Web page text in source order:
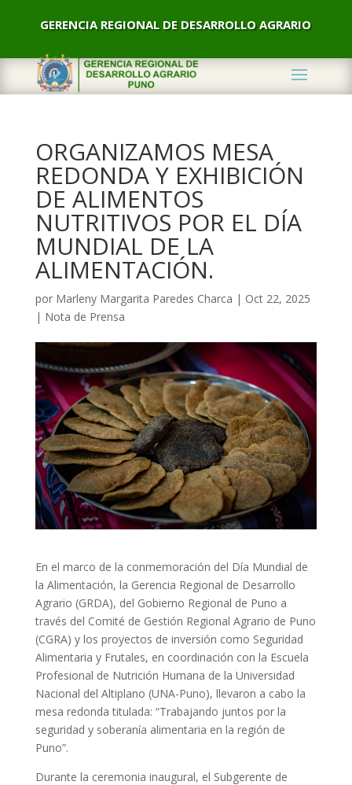
GERENCIA REGIONAL DE DESARROLLO AGRARIO
ORGANIZAMOS MESA
REDONDA Y EXHIBICIÓN
DE ALIMENTOS
NUTRITIVOS POR EL DÍA
MUNDIAL DE LA
ALIMENTACIÓN.
por Marleny Margarita Paredes Charca | Oct 22, 2025
| Nota de Prensa
En el marco de la conmemoración del Día Mundial de
la Alimentación, la Gerencia Regional de Desarrollo
Agrario (GRDA), del Gobierno Regional de Puno a
través del Comité de Gestión Regional Agrario de Puno
(CGRA) y los proyectos de inversión como Seguridad
Alimentaria y Frutales, en coordinación con la Escuela
Profesional de Nutrición Humana de la Universidad
Nacional del Altiplano (UNA-Puno), llevaron a cabo la
mesa redonda titulada: “Trabajando juntos por la
seguridad y soberanía alimentaria en la región de
Puno”.
Durante la ceremonia inaugural, el Subgerente de